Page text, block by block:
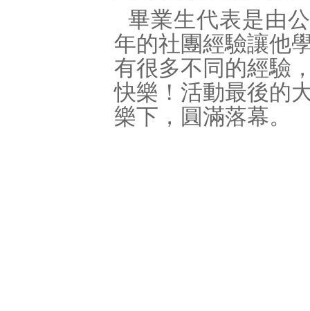
畢業生代表是由
年的社團經驗讓他
有很多不同的經驗
快樂！活動最後的
樂下，圓滿落幕。